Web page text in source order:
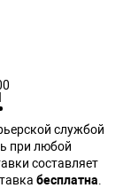
службой
при любой
составляет
бесплатна